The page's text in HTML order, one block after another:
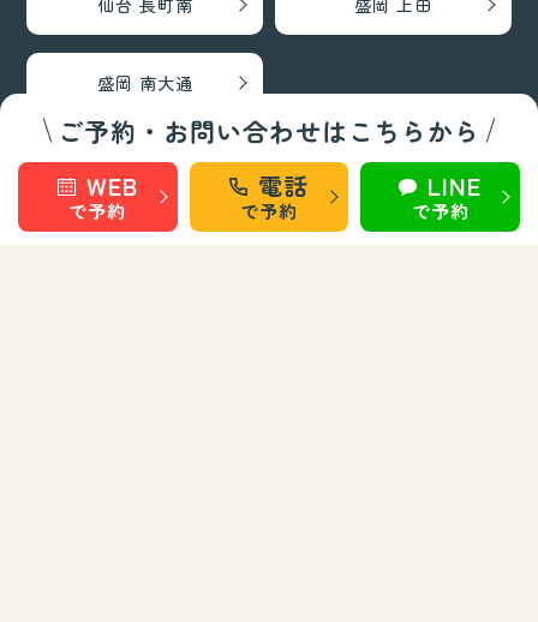
ご予約・お問い合わせはこちらから
WEB
で予約
電話
で予約
LINE
で予約
盛岡 南大通
巻き爪矯正・フットケア部門
秋田 旭南 秋田 泉